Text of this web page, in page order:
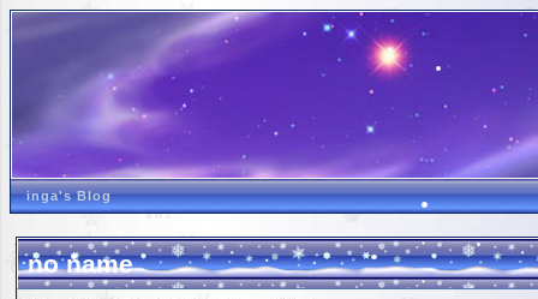
inga's Blog
no name